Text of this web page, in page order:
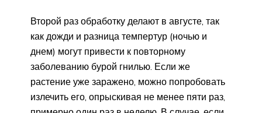
Второй раз обработку делают в августе, так
как дожди и разница темпертур (ночью и
днем) могут привести к повторному
заболеванию бурой гнилью. Если же
растение уже заражено, можно попробовать
излечить его, опрыскивая не менее пяти раз,